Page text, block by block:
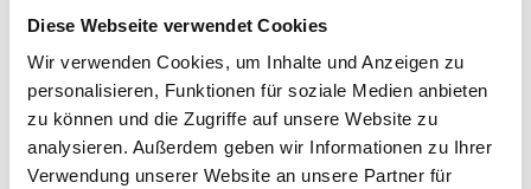
Diese Webseite verwendet Cookies
Wir verwenden Cookies, um Inhalte und Anzeigen zu
personalisieren, Funktionen für soziale Medien anbieten
zu können und die Zugriffe auf unsere Website zu
analysieren. Außerdem geben wir Informationen zu Ihrer
Verwendung unserer Website an unsere Partner für
Modern Teppich - Cosenza
Schwarz
39,95 *